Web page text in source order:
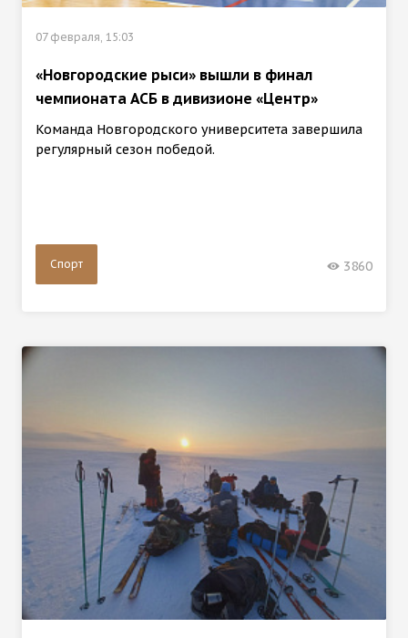
07 февраля, 15:03
«Новгородские рыси» вышли в финал
чемпионата АСБ в дивизионе «Центр»
Команда Новгородского университета завершила
регулярный сезон победой.
Спорт 3860